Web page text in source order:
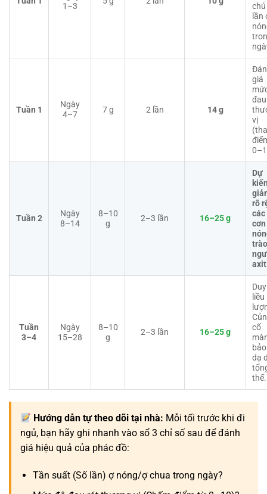
1–3
lần
Tuần 1
Ngày
4–7
7 g 2 lần 14 g
giá
vị
Tuần 2
Ngày
8–14
8–10
g
2–3 lần 16–25 g
Dự
rõ
các
cơn
trào
Tuần
3–4
Ngày
15–28
8–10
g
2–3 lần 16–25 g
liều
cố
dạ
thể.
Hướng dẫn tự theo dõi tại nhà: Mỗi tối trước khi đi
ngủ, bạn hãy ghi nhanh vào sổ 3 chỉ số sau để đánh
giá hiệu quả của phác đồ:
Tần suất (Số lần) ợ nóng/ợ chua trong ngày?